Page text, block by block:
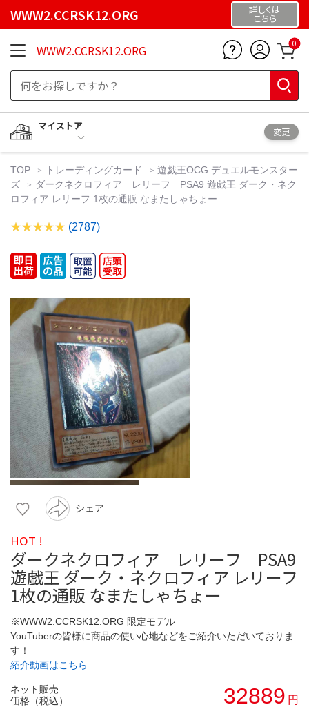
WWW2.CCRSK12.ORG 詳しくは
こちら
WWW2.CCRSK12.ORG 0
マイストア
変更
TOP トレーディングカード
遊戯王OCG デュエルモンスター
ズ
ダークネクロフィア レリーフ PSA9 遊戯王 ダーク・ネク
ロフィア レリーフ 1枚の通販 なまたしゃちょー
(2787)
シェア
HOT !
ダークネクロフィア レリーフ PSA9
遊戯王 ダーク・ネクロフィア レリーフ
1枚の通販 なまたしゃちょー
※WWW2.CCRSK12.ORG 限定モデル
YouTuberの皆様に商品の使い心地などをご紹介いただいておりま
す！
紹介動画はこちら
ネット販売
価格（税込）
32889 円